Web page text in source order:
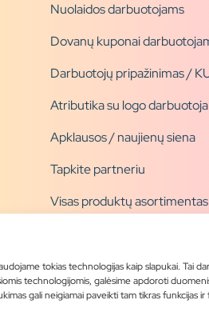
tokias technologijas kaip slapukai. Tai
technologijomis, galėsime apdoroti
gali neigiamai paveikti tam tikras funkcijas ir
Nuolaidos darbuotojams
Dovanų kuponai
Darbuotojų pripažinimas /
Atributika su logo
Apklausos / naujienų siena
Tapkite partneriu
Visas produktų asortimentas
Blogas